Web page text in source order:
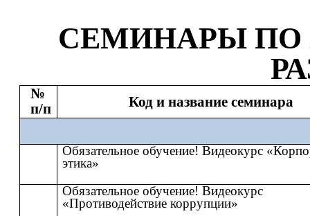
СЕМИНАРЫ ​​ ПО​​
№
п/п
Код и название семинара
Обязательное обучение! Видеокурс
этика»
Обязательное обучение! Видеокурс
«Противодействие коррупции»